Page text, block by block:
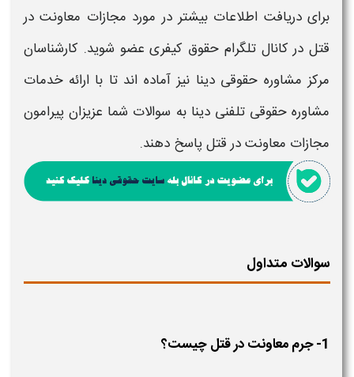
برای دریافت اطلاعات بیشتر در مورد مجازات معاونت در
قتل در کانال تلگرام حقوق کیفری عضو شوید. کارشناسان
مرکز مشاوره حقوقی دینا نیز آماده اند تا با ارائه خدمات
مشاوره حقوقی تلفنی دینا به سوالات شما عزیزان پیرامون
مجازات معاونت در قتلپاسخ دهند.
سوالات متداول
1- جرم معاونت در قتل چیست؟